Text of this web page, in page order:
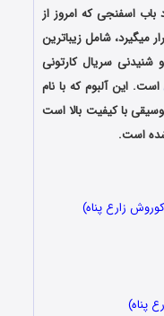
اسفنجی که امروز از
میگیرد، شامل زیباترین
سریال کارتونی
است. این آلبوم که با نام
شده است شامل 8 ترک موسیقی با کیفیت بالا است
است.